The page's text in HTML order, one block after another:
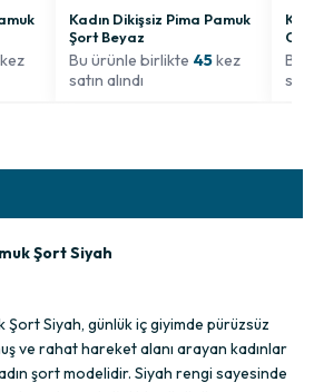
kez
Kadın Dikişsiz Pima Pamuk
Şort Beyaz
Bu ürünle birlikte 45kez
satın alındı
Bu
Şort Siyah
Şort Siyah, günlük iç giyimde pürüzsüz
ve rahat hareket alanı arayan kadınlar
şort modelidir. Siyah rengi sayesinde